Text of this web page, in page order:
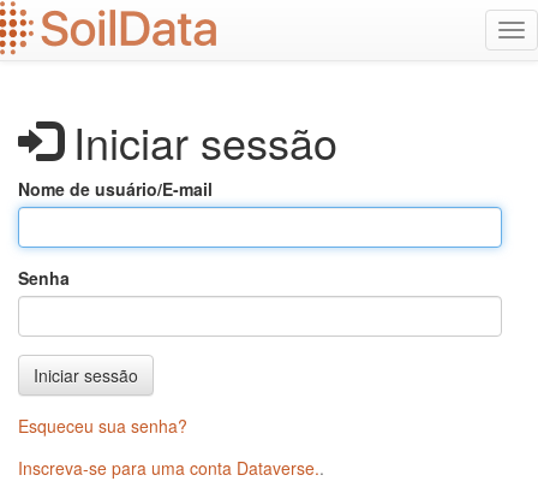
Ir
para
o
Iniciar sessão
Nome de usuário/E-mail
Senha
Iniciar sessão
Esqueceu sua senha?
Inscreva-se para uma conta Dataverse..